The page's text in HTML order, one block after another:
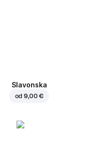
Slavonska
od9,00 €